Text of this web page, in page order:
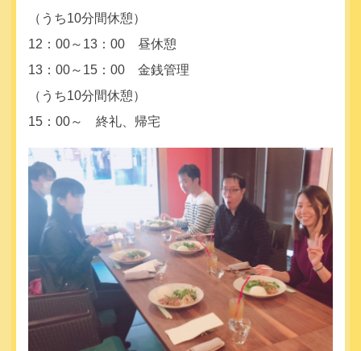
（うち10分間休憩）
12：00～13：00 昼休憩
13：00～15：00 金銭管理
（うち10分間休憩）
15：00～ 終礼、帰宅